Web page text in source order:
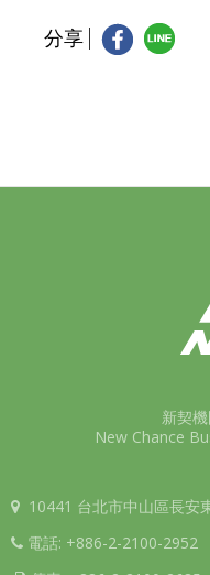
分享
新契
New Chance
10441 台北市中山區長安
電話: +886-2-2100-2952